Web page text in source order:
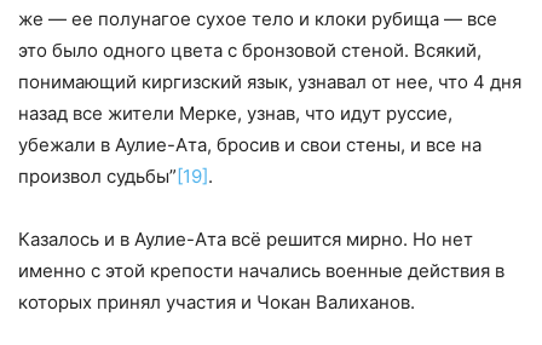
же — ее полунагое сухое тело и клоки рубища — все
это было одного цвета с бронзовой стеной. Всякий,
понимающий киргизский язык, узнавал от нее, что 4 дня
назад все жители Мерке, узнав, что идут руссие,
убежали в Аулие-Ата, бросив и свои стены, и все на
произвол судьбы”[19].
Казалось и в Аулие-Ата всё решится мирно. Но нет
именно с этой крепости начались военные действия в
которых принял участия и Чокан Валиханов.